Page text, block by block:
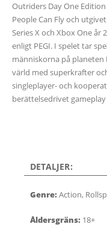
Outriders Day One
People Can Fly och
Series X och Xbox One år
enligt PEGI. I spelet tar
människorna på
värld med superkrafter
singleplayer- och
berättelsedrivet
DETALJER:
Genre: Action,
Åldersgräns: 18+